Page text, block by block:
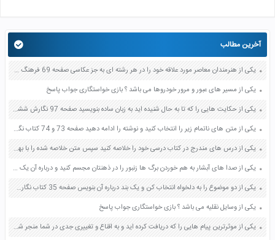
آخرین مطالب
یکی از هنرمندان معاصر مورد علاقه خود را در هر رشته ای به جز عکاسی صفحه 69 فرهنگ و هنر نهم
یکی از مسیر های عبور و مرور خودروها می باشد ؟ بازی خواستگاری جواب پاسخ
یکی از حکایت هایی را که تا به حال شنیده اید به زبان ساده بنویسید صفحه 97 نگارش ششم دبستان
یکی از متن های ناتمام زیر را انتخاب کنید و نوشته را ادامه دهید صفحه 73 و 74 کتاب نگارش فارسی پنجم دبستان
یکی از درس های مندرج در کتاب درسی خود را خلاصه کنید سپس متن خلاصه شده را با بهره گیری از روش های دسته بندی نمودار جدول نقشه مفهومی نشان دهید صفحه 118 نگارش یازدهم
یکی از صدا های آبشار به هم خوردن برگ ها زنبور را در ذهنتان مجسم کنید و درباره آن یک بند بنویسید صفحه 11 نگارش پنجم
یکی از دو موضوع را به دلخواه انتخاب کن و یک بند درباره آن بنویس صفحه 35 کتاب نگارش فارسی سوم
یکی از وسایل نقلیه می باشد ؟ بازی خواستگاری جواب پاسخ
یکی از موثرترین پیام هایی را که دریافت کرده اید و به اقناع و تغییری جدی در شما منجر شده است برسی کنید و علت این تاثیر گذاری قابل توجه را بنویسید صفحه 52 تفکر و سواد رسانه ای دهم